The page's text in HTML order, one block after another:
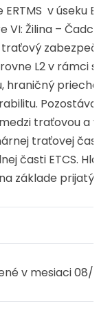
ERTMS v
VI: Žilina –
L2 v rámci
hraničný
traťovou a
traťovej
časti ETCS.
základe
v mesiaci 08/